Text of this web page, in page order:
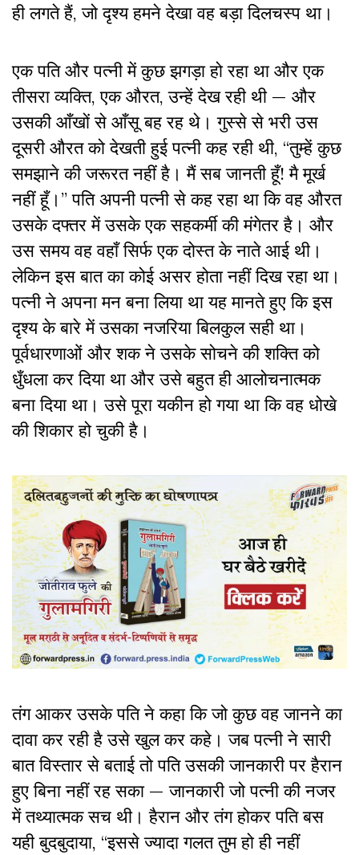
ही लगते हैं, जो दृश्य हमने देखा वह बड़ा दिलचस्प था।
एक पति और पत्नी में कुछ झगड़ा हो रहा था और एक
तीसरा व्यक्ति, एक औरत, उन्हें देख रही थी — और
उसकी आँखों से आँसू बह रह थे। गुस्से से भरी उस
दूसरी औरत को देखती हुई पत्नी कह रही थी, “तुम्हें कुछ
समझाने की जरूरत नहीं है। मैं सब जानती हूँ! मै मूर्ख
नहीं हूँ।” पति अपनी पत्नी से कह रहा था कि वह औरत
उसके दफ्तर में उसके एक सहकर्मी की मंगेतर है। और
उस समय वह वहाँ सिर्फ एक दोस्त के नाते आई थी।
लेकिन इस बात का कोई असर होता नहीं दिख रहा था।
पत्नी ने अपना मन बना लिया था यह मानते हुए कि इस
दृश्य के बारे में उसका नजरिया बिलकुल सही था।
पूर्वधारणाओं और शक ने उसके सोचने की शक्ति को
धुँधला कर दिया था और उसे बहुत ही आलोचनात्मक
बना दिया था। उसे पूरा यकीन हो गया था कि वह धोखे
की शिकार हो चुकी है।
तंग आकर उसके पति ने कहा कि जो कुछ वह जानने का
दावा कर रही है उसे खुल कर कहे। जब पत्नी ने सारी
बात विस्तार से बताई तो पति उसकी जानकारी पर हैरान
हुए बिना नहीं रह सका — जानकारी जो पत्नी की नजर
में तथ्यात्मक सच थी। हैरान और तंग होकर पति बस
यही बुदबुदाया, “इससे ज्यादा गलत तुम हो ही नहीं